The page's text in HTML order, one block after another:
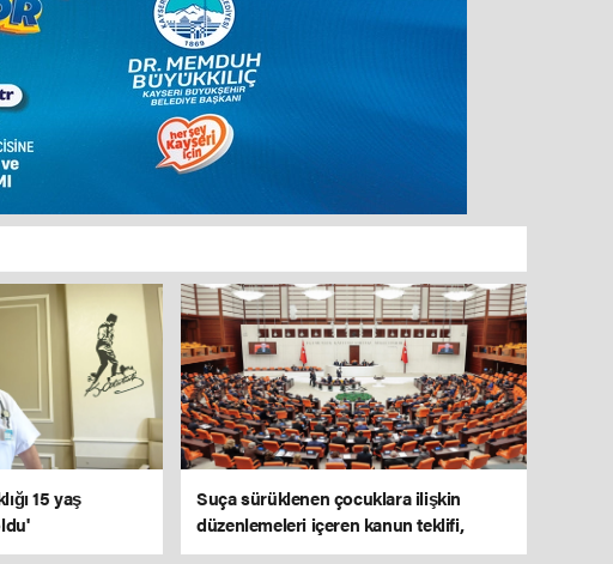
15 yaş
Suça sürüklenen çocuklara ilişkin
düzenlemeleri içeren kanun teklifi,
TBMM Genel Kurulu'nda kabul edildi